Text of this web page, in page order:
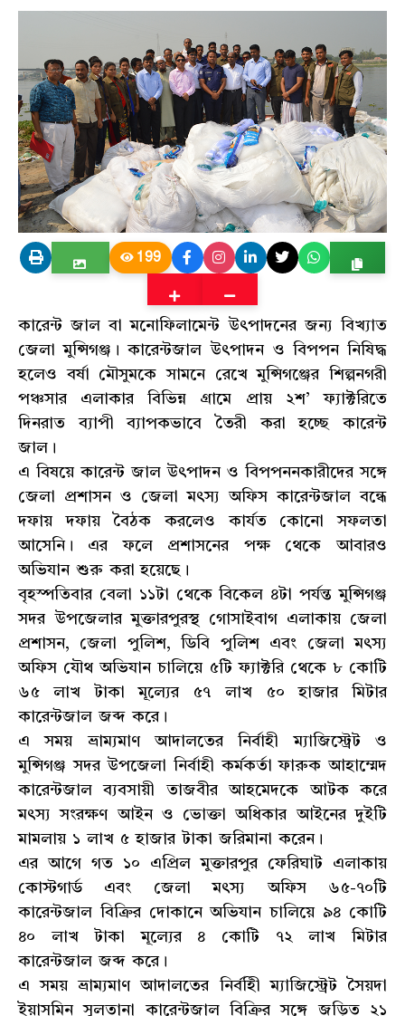
199
কারেন্ট জাল বা মনোফিলামেন্ট উৎপাদনের জন্য বিখ্যাত
জেলা মুন্সিগঞ্জ। কারেন্টজাল উৎপাদন ও বিপপন নিষিদ্ধ
হলেও বর্ষা মৌসুমকে সামনে রেখে মুন্সিগঞ্জের শিল্পনগরী
পঞ্চসার এলাকার বিভিন্ন গ্রামে প্রায় ২শ’ ফ্যাক্টরিতে
দিনরাত ব্যাপী ব্যাপকভাবে তৈরী করা হচ্ছে কারেন্ট
জাল।
এ বিষয়ে কারেন্ট জাল উৎপাদন ও বিপপননকারীদের সঙ্গে
জেলা প্রশাসন ও জেলা মৎস্য অফিস কারেন্টজাল বন্ধে
দফায় দফায় বৈঠক করলেও কার্যত কোনো সফলতা
আসেনি। এর ফলে প্রশাসনের পক্ষ থেকে আবারও
অভিযান শুরু করা হয়েছে।
বৃহস্পতিবার বেলা ১১টা থেকে বিকেল ৪টা পর্যন্ত মুন্সিগঞ্জ
সদর উপজেলার মুক্তারপুরস্থ গোসাইবাগ এলাকায় জেলা
প্রশাসন, জেলা পুলিশ, ডিবি পুলিশ এবং জেলা মৎস্য
অফিস যৌথ অভিযান চালিয়ে ৫টি ফ্যাক্টরি থেকে ৮ কোটি
৬৫ লাখ টাকা মূল্যের ৫৭ লাখ ৫০ হাজার মিটার
কারেন্টজাল জব্দ করে।
এ সময় ভ্রাম্যমাণ আদালতের নির্বাহী ম্যাজিস্ট্রেট ও
মুন্সিগঞ্জ সদর উপজেলা নির্বাহী কর্মকর্তা ফারুক আহাম্মেদ
কারেন্টজাল ব্যবসায়ী তাজবীর আহমেদকে আটক করে
মৎস্য সংরক্ষণ আইন ও ভোক্তা অধিকার আইনের দুইটি
মামলায় ১ লাখ ৫ হাজার টাকা জরিমানা করেন।
এর আগে গত ১০ এপ্রিল মুক্তারপুর ফেরিঘাট এলাকায়
কোস্টগার্ড এবং জেলা মৎস্য অফিস ৬৫-৭০টি
কারেন্টজাল বিক্রির দোকানে অভিযান চালিয়ে ৯৪ কোটি
৪০ লাখ টাকা মূল্যের ৪ কোটি ৭২ লাখ মিটার
কারেন্টজাল জব্দ করে।
এ সময় ভ্রাম্যমাণ আদালতের নির্বহিী ম্যাজিস্ট্রেট সৈয়দা
ইয়াসমিন সুলতানা কারেন্টজাল বিক্রির সঙ্গে জড়িত ২১